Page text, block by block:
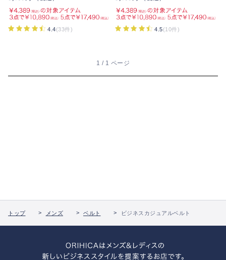
4.4(33件) 4.5(10件)
1 / 1 ページ
トップ メンズ ベルト ビジネスカジュアルベルト